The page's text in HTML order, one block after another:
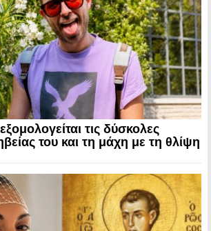
τις δύσκολες
του και τη μάχη με τη θλίψη